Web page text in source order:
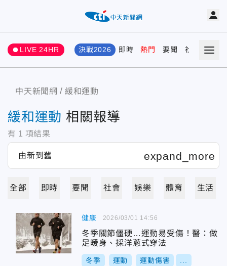
LIVE 24HR 決戰2026 即時 熱門 要聞 社會 娛樂
中天新聞網 緩和運動
緩和運動 相關報導
有 1 項結果
全部 即時 要聞 社會 娛樂 體育 生活
健康
冬季關節僵硬…運動易受傷！醫：做
足暖身、採洋蔥式穿法
冬季 運動 運動傷害
2026/03/01 14:56